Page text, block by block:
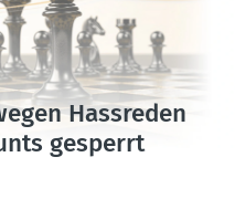
Hassreden
gesperrt